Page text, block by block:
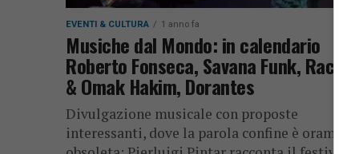
EVENTI & CULTURA 1 anno fa
Musiche dal Mondo: in calendario
Roberto Fonseca, Savana Funk, Rachel Z
& Omak Hakim, Dorantes
Divulgazione musicale con proposte
interessanti, dove la parola confine è oramai